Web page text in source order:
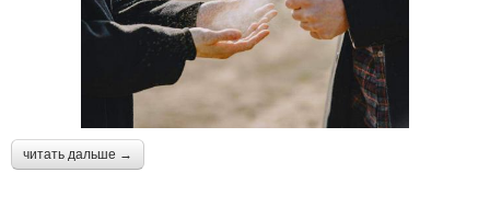
читать дальше →